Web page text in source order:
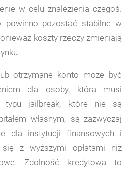
w celu znalezienia czegoś.
powinno pozostać stabilne w
koszty rzeczy zmieniają
otrzymane konto może być
dla osoby, która musi
typu jailbreak, które nie są
własnym, są zazwyczaj
dla instytucji finansowych i
się z wyższymi opłatami niż
Zdolność kredytowa to